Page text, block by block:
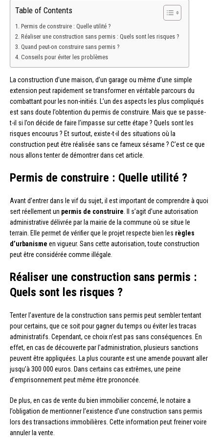
Table of Contents
Permis de construire : Quelle utilité ?
Réaliser une construction sans permis : Quels sont les risques ?
Quand peut-on construire sans permis ?
Conseils pour éviter les problèmes
La construction d’une maison, d’un garage ou même d’une simple
extension peut rapidement se transformer en véritable parcours du
combattant pour les non-initiés. L’un des aspects les plus compliqués
est sans doute l’obtention du permis de construire. Mais que se passe-
t-il si l’on décide de faire l’impasse sur cette étape ? Quels sont les
risques encourus ? Et surtout, existe-t-il des situations où la
construction peut être réalisée sans ce fameux sésame ? C’est ce que
nous allons tenter de démontrer dans cet article.
Permis de construire : Quelle utilité ?
Avant d’entrer dans le vif du sujet, il est important de comprendre à quoi
sert réellement un permis de construire. Il s’agit d’une autorisation
administrative délivrée par la mairie de la commune où se situe le
terrain. Elle permet de vérifier que le projet respecte bien les règles
d’urbanisme en vigueur. Sans cette autorisation, toute construction
peut être considérée comme illégale.
Réaliser une construction sans permis :
Quels sont les risques ?
Tenter l’aventure de la construction sans permis peut sembler tentant
pour certains, que ce soit pour gagner du temps ou éviter les tracas
administratifs. Cependant, ce choix n’est pas sans conséquences. En
effet, en cas de découverte par l’administration, plusieurs sanctions
peuvent être appliquées. La plus courante est une amende pouvant aller
jusqu’à 300 000 euros. Dans certains cas extrêmes, une peine
d’emprisonnement peut même être prononcée.
De plus, en cas de vente du bien immobilier concerné, le notaire a
l’obligation de mentionner l’existence d’une construction sans permis
lors des transactions immobilières. Cette information peut freiner voire
annuler la vente.